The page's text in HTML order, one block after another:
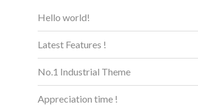
Hello world!
Latest Features !
No.1 Industrial Theme
Appreciation time !